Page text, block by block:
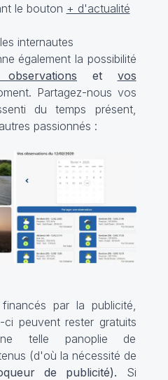
le bouton + d'actualité
internautes
également la possibilité
et vos
Partagez-nous vos
du temps présent,
passionnés :
par la publicité,
peuvent rester gratuits
telle panoplie de
(d'où la nécessité de
de publicité). Si